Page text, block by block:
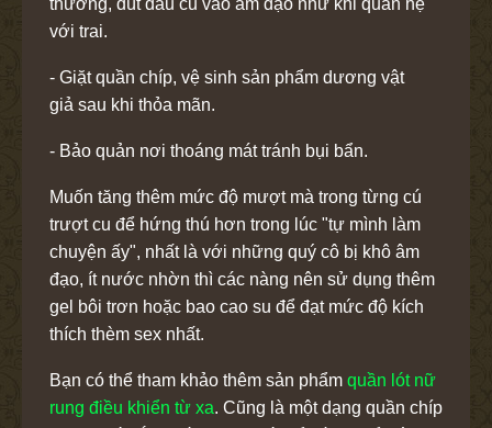
với trai.
- Giặt quần chíp, vệ sinh sản phẩm dương vật
giả sau khi thỏa mãn.
- Bảo quản nơi thoáng mát tránh bụi bẩn.
Muốn tăng thêm mức độ mượt mà trong từng cú
trượt cu để hứng thú hơn trong lúc "tự mình làm
chuyện ấy", nhất là với những quý cô bị khô âm
đạo, ít nước nhờn thì các nàng nên sử dụng thêm
gel bôi trơn hoặc bao cao su để đạt mức độ kích
thích thèm sex nhất.
Bạn có thể tham khảo thêm sản phẩm quần lót nữ
rung điều khiển từ xa. Cũng là một dạng quần chíp